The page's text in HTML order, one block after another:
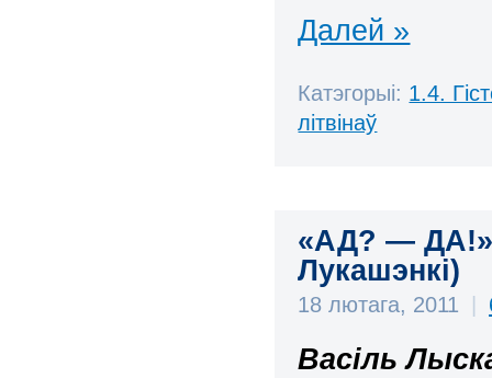
Далей »
Катэгорыі: 1.4.
літвінаў
«АД? — ДА!»
Лукашэнкі)
18 лютага, 2011 |
Васіль Лыск